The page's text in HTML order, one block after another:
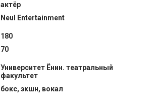
актёр
Neul Entertainment
180
70
Университет Ёнин. театральный
факультет
бокс, экшн, вокал